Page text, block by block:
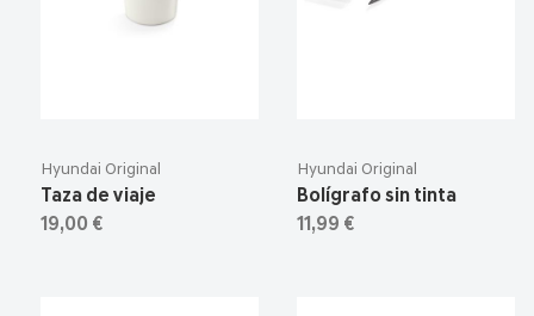
Hyundai Original
Taza de viaje
19,00 €
Hyundai Original
Bolígrafo sin tinta
11,99 €